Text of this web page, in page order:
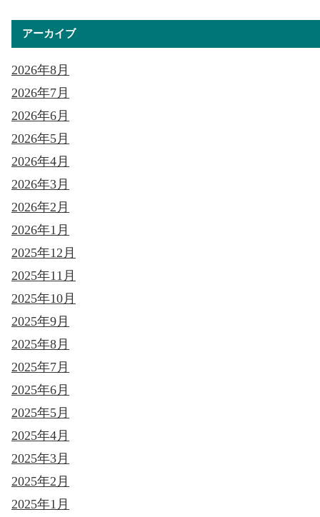
アーカイブ
2026年8月
2026年7月
2026年6月
2026年5月
2026年4月
2026年3月
2026年2月
2026年1月
2025年12月
2025年11月
2025年10月
2025年9月
2025年8月
2025年7月
2025年6月
2025年5月
2025年4月
2025年3月
2025年2月
2025年1月